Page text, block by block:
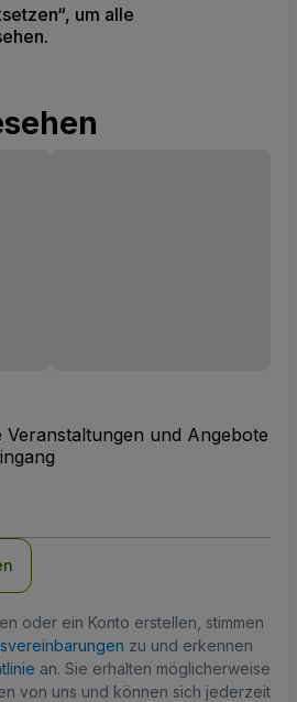
um alle
Veranstaltungen und Angebote
oder ein Konto erstellen, stimmen
zu und erkennen
an. Sie erhalten möglicherweise
von uns und können sich jederzeit